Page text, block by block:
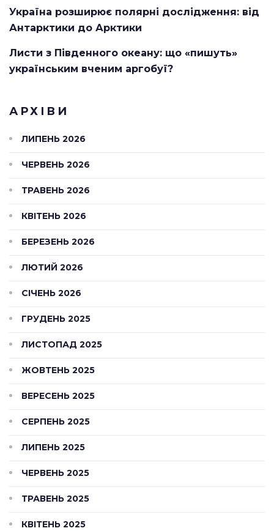
Україна розширює полярні дослідження: від
Антарктики до Арктики
Листи з Південного океану: що «пишуть»
українським вченим аргобуї?
АРХІВИ
ЛИПЕНЬ 2026
ЧЕРВЕНЬ 2026
ТРАВЕНЬ 2026
КВІТЕНЬ 2026
БЕРЕЗЕНЬ 2026
ЛЮТИЙ 2026
СІЧЕНЬ 2026
ГРУДЕНЬ 2025
ЛИСТОПАД 2025
ЖОВТЕНЬ 2025
ВЕРЕСЕНЬ 2025
СЕРПЕНЬ 2025
ЛИПЕНЬ 2025
ЧЕРВЕНЬ 2025
ТРАВЕНЬ 2025
КВІТЕНЬ 2025